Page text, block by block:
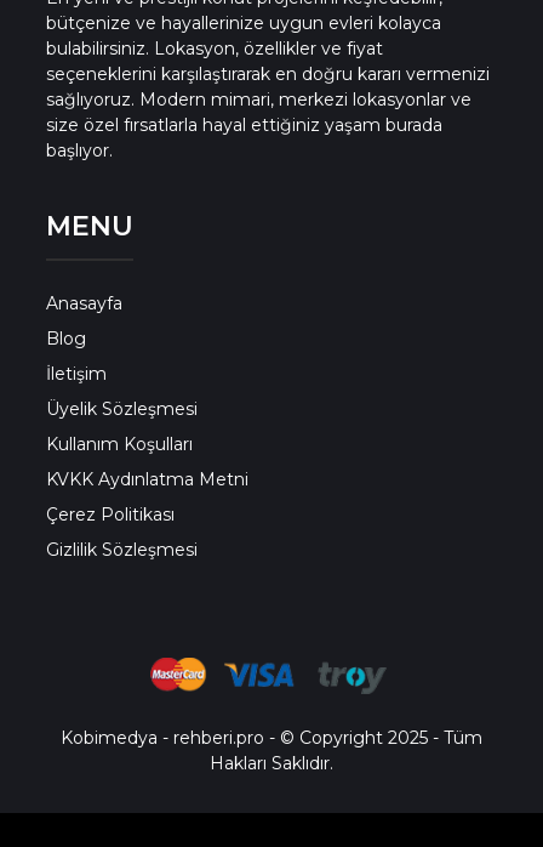
bütçenize ve hayallerinize uygun evleri kolayca
bulabilirsiniz. Lokasyon, özellikler ve fiyat
seçeneklerini karşılaştırarak en doğru kararı vermenizi
sağlıyoruz. Modern mimari, merkezi lokasyonlar ve
size özel fırsatlarla hayal ettiğiniz yaşam burada
başlıyor.
MENU
Anasayfa
Blog
İletişim
Üyelik Sözleşmesi
Kullanım Koşulları
KVKK Aydınlatma Metni
Çerez Politikası
Gizlilik Sözleşmesi
Kobimedya - rehberi.pro - © Copyright 2025 - Tüm
Hakları Saklıdır.